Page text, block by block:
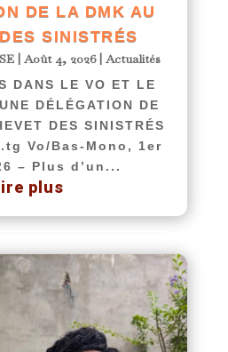
DE LA DMK AU
SINISTRÉS
|Août 4, 2026|Actualités
DANS LE VO ET LE
DÉLÉGATION DE
DES SINISTRÉS
Vo/Bas-Mono, 1er
– Plus d’un...
lire plus